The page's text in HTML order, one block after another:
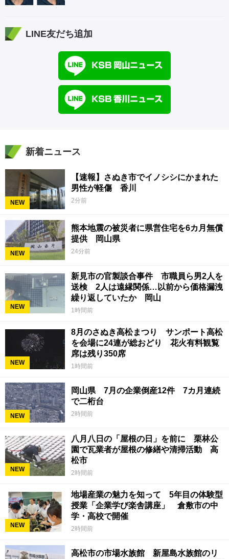
LINE友だち追加
新着ニュース
NEW
【速報】さぬき市でイノシシにかまれた
男性が軽傷 香川
2分前
NEW
熊本地震の被災者に県営住宅を6カ月無償
提供 岡山県
24分前
NEW
新見市の官製談合事件 市職員ら男2人を
送検 2人は遠縁関係…以前から価格漏洩
繰り返していたか 岡山
1時間前
NEW
8月のさぬき高松まつり サンポート高松
を会場に24連が総おどり 花火有料観覧
席は残り350席
1時間前
NEW
岡山県 7月の企業倒産12件 7カ月連続
で二桁台
2時間前
NEW
八月八日の「屋根の日」を前に 栗林公
園で瓦業者が屋根の修繕や清掃活動 高
松市
2時間前
NEW
地場産業の魅力を知って 5年目の体験型
授業「企業学び楽舎講座」 倉敷市の中
学・高校で開催
2時間前
高松市の市場水族館 新屋島水族館のリ